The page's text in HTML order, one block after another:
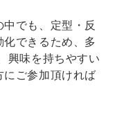
でも、定型・反
できるため、多
興味を持ちやすい
ご参加頂ければ